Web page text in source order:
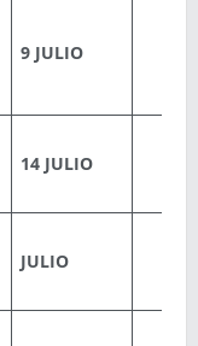
9 JULIO
14 JULIO
JULIO